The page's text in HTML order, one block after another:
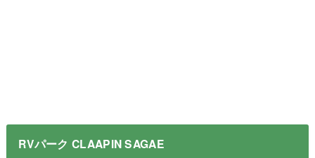
RVパーク CLAAPIN SAGAE